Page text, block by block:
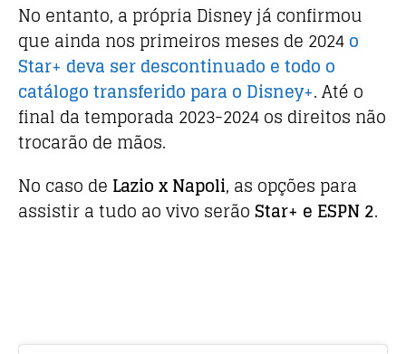
No entanto, a própria Disney já confirmou
que ainda nos primeiros meses de 2024o
Star+ deva ser descontinuado e todo o
catálogo transferido para o Disney+. Até o
final da temporada 2023-2024 os direitos não
trocarão de mãos.
No caso de Lazio x Napoli, as opções para
assistir a tudo ao vivo serãoStar+ e ESPN 2.